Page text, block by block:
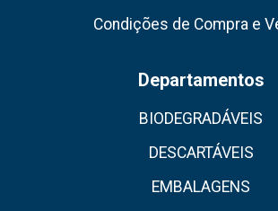
Condições de Compra e
Departamentos
BIODEGRADÁVEIS
DESCARTÁVEIS
EMBALAGENS